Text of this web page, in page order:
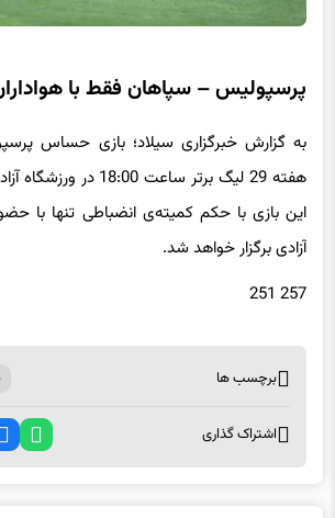
پرسپولیس – سپاهان فقط با
به گزارش خبرگزاری سیلاد؛ بازی حساس
هفته 29 لیگ برتر ساعت
این بازی با حکم کمیته‌ی انضباطی تنها با
آزادی برگزار خواهد شد.
257 251
برچسب ها
اشتراک گذاری